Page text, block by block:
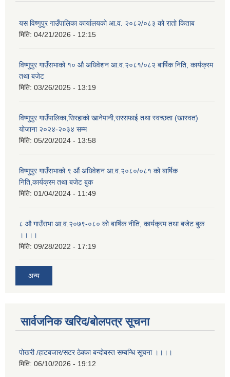
यस विष्णुपुर गाउँपालिका कार्यालयको आ.व. २०८२/०८३ को रातो किताब
मिति: 04/21/2026 - 12:15
विष्णुपुर गाउँसभाको १० औ अधिवेशन आ.व.२०८१/०८२ बार्षिक निति, कार्यक्रम
तथा बजेट
मिति: 03/26/2025 - 13:19
विष्णुपुर गाउँपालिका,सिरहाको खानेपानी,सरसफाई तथा स्वच्छता (खास्वत)
योजाना २०२४-२०३४ सम्म
मिति: 05/20/2024 - 13:58
विष्णुपुर गाउँसभाको ९ औं अधिवेशन आ.व.२०८०/०८१ को बार्षिक
निति,कार्यक्रम तथा बजेट बुक
मिति: 01/04/2024 - 11:49
८ औ गाउँसभा आ.व.२०७९-०८० को बार्षिक नीति, कार्यक्रम तथा बजेट बुक
।।।।
मिति: 09/28/2022 - 17:19
अन्य
सार्वजनिक खरिद/बोलपत्र सूचना
पोखरी /हाटबजार/सटर ठेक्का बन्दोबस्त सम्बन्धि सूचना ।।।।
मिति: 06/10/2026 - 19:12